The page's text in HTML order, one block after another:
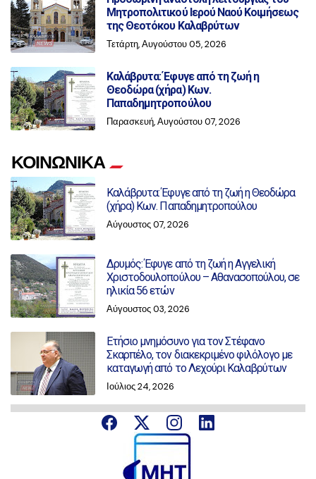
Μητροπολιτικού Ιερού Ναού Κοιμήσεως
της Θεοτόκου Καλαβρύτων
Τετάρτη, Αυγούστου 05, 2026
Καλάβρυτα: Έφυγε από τη ζωή η
Θεοδώρα (χήρα) Κων.
Παπαδημητροπούλου
Παρασκευή, Αυγούστου 07, 2026
ΚΟΙΝΩΝΙΚΑ
Καλάβρυτα: Έφυγε από τη ζωή η Θεοδώρα
(χήρα) Κων. Παπαδημητροπούλου
Αύγουστος 07, 2026
Δρυμός: Έφυγε από τη ζωή η Αγγελική
Χριστοδουλοπούλου – Αθανασοπούλου, σε
ηλικία 56 ετών
Αύγουστος 03, 2026
Ετήσιο μνημόσυνο για τον Στέφανο
Σκαρπέλο, τον διακεκριμένο φιλόλογο με
καταγωγή από το Λεχούρι Καλαβρύτων
Ιούλιος 24, 2026